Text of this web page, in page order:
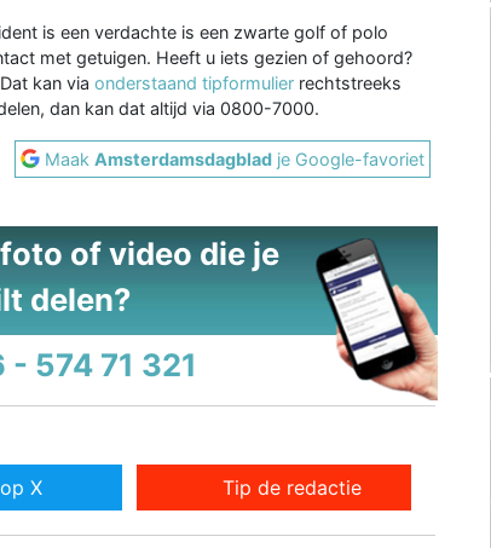
is een verdachte is een zwarte golf of polo
met getuigen. Heeft u iets gezien of gehoord?
kan via onderstaand tipformulier rechtstreeks
dan kan dat altijd via 0800-7000.
MaakAmsterdamsdagblad je Google-favoriet
of video die je
delen?
- 574 71 321
X Tip de redactie